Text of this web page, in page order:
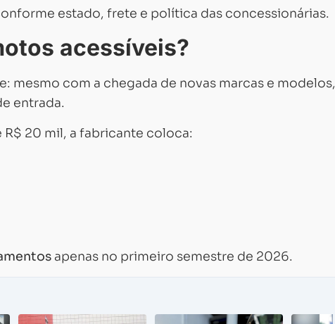
estado, frete e política das concessionárias.
acessíveis?
mesmo com a chegada de novas marcas e modelos,
entrada.
R$ 20 mil, a fabricante coloca:
apenas no primeiro semestre de 2026.